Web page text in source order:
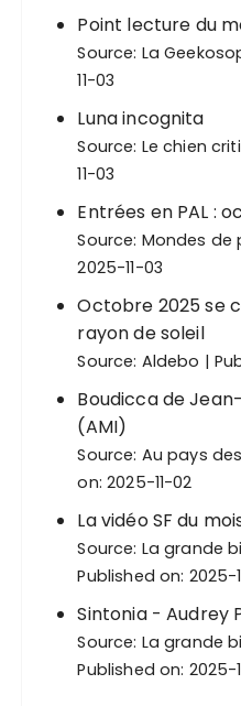
Point lecture du
Source: La
11-03
Luna incognita
Source: Le chien
11-03
Entrées en PAL :
Source: Mondes de
2025-11-03
Octobre 2025 se
rayon de soleil
Source: Aldebo
Boudicca de
(AMI)
Source: Au pays
on: 2025-11-02
La vidéo SF du
Source: La grande
Published on: 2025-
Sintonia - Audrey
Source: La grande
Published on: 2025-